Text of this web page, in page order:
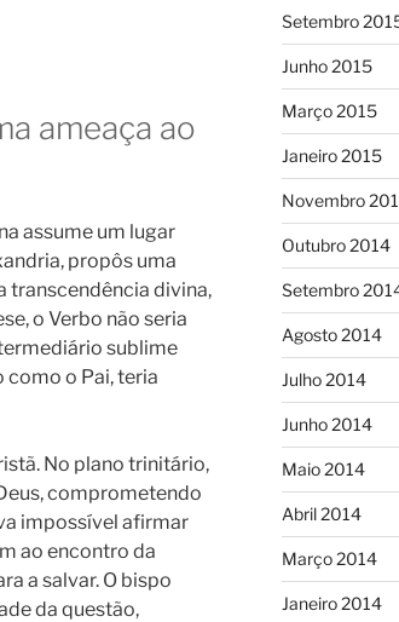
ameaça ao
assume um lugar
propôs uma
transcendência divina,
o Verbo não seria
sublime
como o Pai, teria
No plano trinitário,
comprometendo
impossível afirmar
ao encontro da
a salvar. O bispo
da questão,
Setembro
Junho 2015
Março 2015
Janeiro 2015
Novembro
Outubro 2014
Setembro
Agosto 2014
Julho 2014
Junho 2014
Maio 2014
Abril 2014
Março 2014
Janeiro 2014